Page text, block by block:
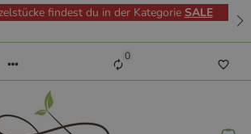
findest du in der Kategorie SALE
0